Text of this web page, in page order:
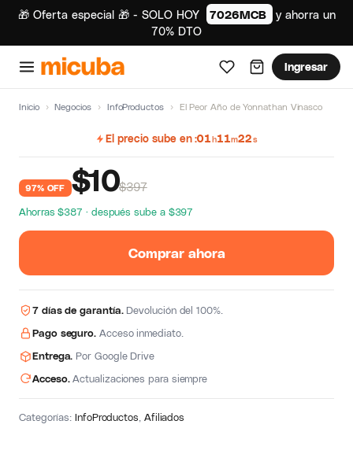
🎁 Oferta especial 🎁 - SOLO HOY 7026MCB
y ahorra un
70% DTO
Ingresar
Inicio › Negocios › InfoProductos › El Peor Año de Yonnathan Vinasco
El precio sube en 01h11m22s
97% OFF $10$397
Ahorras $387 · después sube a $397
Comprar ahora
7 días de garantía.Devolución del 100%.
Pago seguro. Acceso inmediato.
Entrega. Por Google Drive
Acceso.Actualizaciones para siempre
Categorías:InfoProductos Afiliados